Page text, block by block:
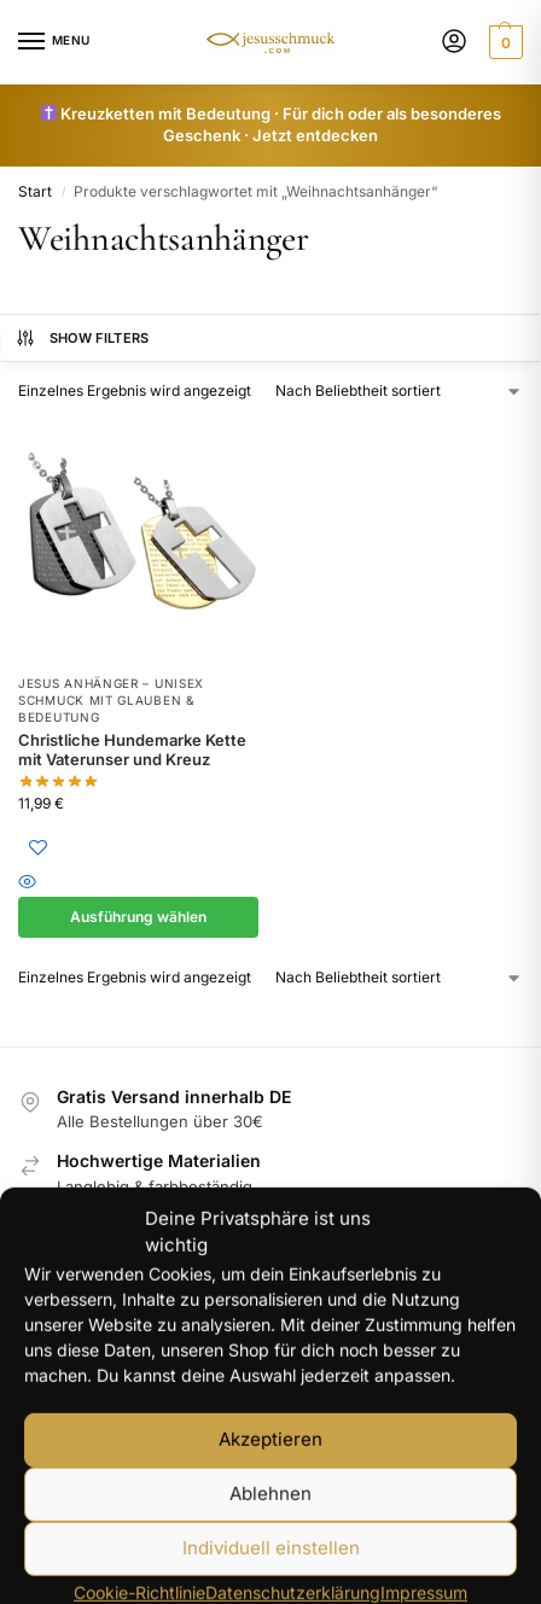
Deine Privatsphäre ist uns
wichtig
Wir verwenden Cookies, um dein Einkaufserlebnis zu
verbessern, Inhalte zu personalisieren und die Nutzung
unserer Website zu analysieren. Mit deiner Zustimmung helfen
uns diese Daten, unseren Shop für dich noch besser zu
machen. Du kannst deine Auswahl jederzeit anpassen.
Akzeptieren
Ablehnen
Individuell einstellen
Cookie-RichtlinieDatenschutzerklärungImpressum
MENU 0
Kreuzketten mit Bedeutung · Für dich oder als besonderes
Geschenk · Jetzt entdecken
Start / Produkte verschlagwortet mit „Weihnachtsanhänger“
Weihnachtsanhänger
SHOW FILTERS
Einzelnes Ergebnis wird angezeigt
JESUS ANHÄNGER – UNISEX
SCHMUCK MIT GLAUBEN &
BEDEUTUNG
Christliche Hundemarke Kette
mit Vaterunser und Kreuz
11,99 €
Ausführung wählen
Einzelnes Ergebnis wird angezeigt
Gratis Versand innerhalb DE
Alle Bestellungen über 30€
Hochwertige Materialien
Langlebig & farbbeständig
Internationale Garantie
Im jeweiligen Land der Nutzung
100% Secure Checkout
PayPal / MasterCard / Visa
NEUE PRODUKTE
Y2K Engelsflügel Halskette Damen silberfarben – 40+5
14,96€
Herz Zirkon Ring Damen – farbiger Herzstein